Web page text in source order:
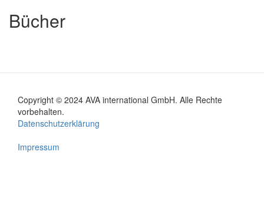
Bücher
Copyright © 2024 AVA international GmbH. Alle Rechte
vorbehalten.
Footer
menu
Datenschutzerklärung
Impressum